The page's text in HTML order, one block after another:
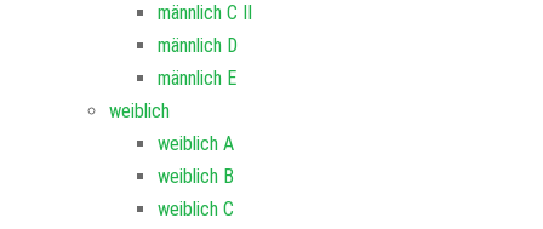
männlich C II
männlich D
männlich E
weiblich
weiblich A
weiblich B
weiblich C